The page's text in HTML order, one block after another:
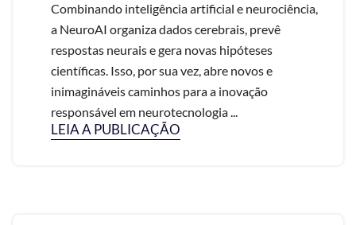
Combinando inteligência artificial e neurociência,
a NeuroAI organiza dados cerebrais, prevê
respostas neurais e gera novas hipóteses
científicas. Isso, por sua vez, abre novos e
inimagináveis caminhos para a inovação
responsável em neurotecnologia ...
LEIA A PUBLICAÇÃO